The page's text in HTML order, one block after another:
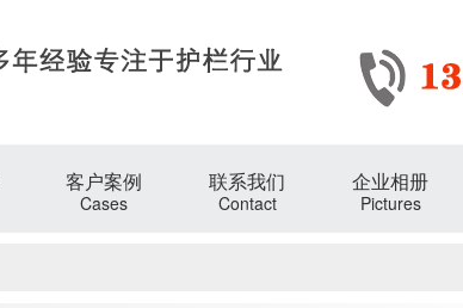
客户案例
Cases
联系我们
Contact
企业相册
Pictures